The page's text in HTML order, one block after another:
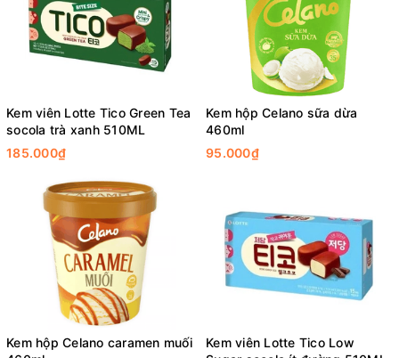
Kem viên Lotte Tico Green Tea
socola trà xanh 510ML
185.000₫
Kem hộp Celano sữa dừa
460ml
95.000₫
Kem hộp Celano caramen muối
Kem viên Lotte Tico Low